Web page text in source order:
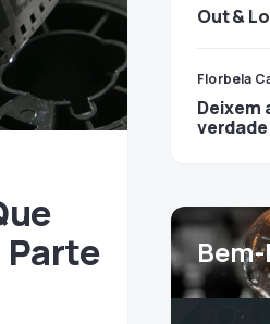
Parte
Out &
Florbela
Deixem
verdade